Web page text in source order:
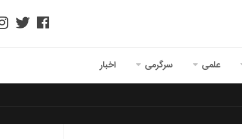
علمی سرگرمی اخبار